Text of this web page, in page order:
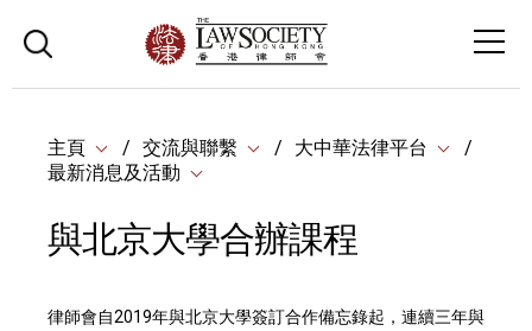
主頁 交流與聯繫
大中華法律平台
最新消息及活動
與北京大學合辦課程
律師會自2019年與北京大學簽訂合作備忘錄起，連續三年與